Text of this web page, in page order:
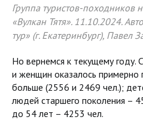
Группа туристов-
«Вулкан Тятя». 11.10.2024.
тур» (г. Екатеринбург), Павел
Но вернемся к текущему году.
и женщин оказалось примерно
больше (2556 и 2469 чел.);
людей старшего поколения –
до 54 лет – 4253 чел.